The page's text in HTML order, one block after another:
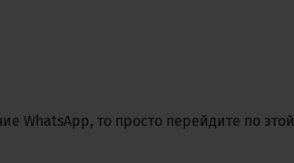
WhatsApp, то просто перейдите по этой